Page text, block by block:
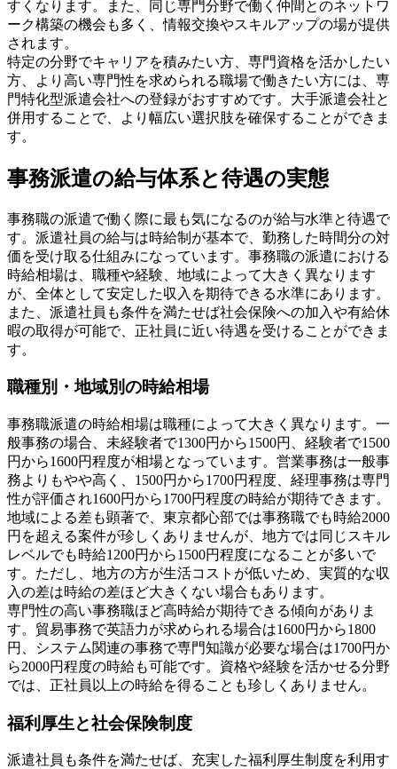
すくなります。また、同じ専門分野で働く仲間とのネットワ
ーク構築の機会も多く、情報交換やスキルアップの場が提供
されます。
特定の分野でキャリアを積みたい方、専門資格を活かしたい
方、より高い専門性を求められる職場で働きたい方には、専
門特化型派遣会社への登録がおすすめです。大手派遣会社と
併用することで、より幅広い選択肢を確保することができま
す。
事務派遣の給与体系と待遇の実態
事務職の派遣で働く際に最も気になるのが給与水準と待遇で
す。派遣社員の給与は時給制が基本で、勤務した時間分の対
価を受け取る仕組みになっています。事務職の派遣における
時給相場は、職種や経験、地域によって大きく異なります
が、全体として安定した収入を期待できる水準にあります。
また、派遣社員も条件を満たせば社会保険への加入や有給休
暇の取得が可能で、正社員に近い待遇を受けることができま
す。
職種別・地域別の時給相場
事務職派遣の時給相場は職種によって大きく異なります。一
般事務の場合、未経験者で1300円から1500円、経験者で1500
円から1600円程度が相場となっています。営業事務は一般事
務よりもやや高く、1500円から1700円程度、経理事務は専門
性が評価され1600円から1700円程度の時給が期待できます。
地域による差も顕著で、東京都心部では事務職でも時給2000
円を超える案件が珍しくありませんが、地方では同じスキル
レベルでも時給1200円から1500円程度になることが多いで
す。ただし、地方の方が生活コストが低いため、実質的な収
入の差は時給の差ほど大きくない場合もあります。
専門性の高い事務職ほど高時給が期待できる傾向がありま
す。貿易事務で英語力が求められる場合は1600円から1800
円、システム関連の事務で専門知識が必要な場合は1700円か
ら2000円程度の時給も可能です。資格や経験を活かせる分野
では、正社員以上の時給を得ることも珍しくありません。
福利厚生と社会保険制度
派遣社員も条件を満たせば、充実した福利厚生制度を利用す